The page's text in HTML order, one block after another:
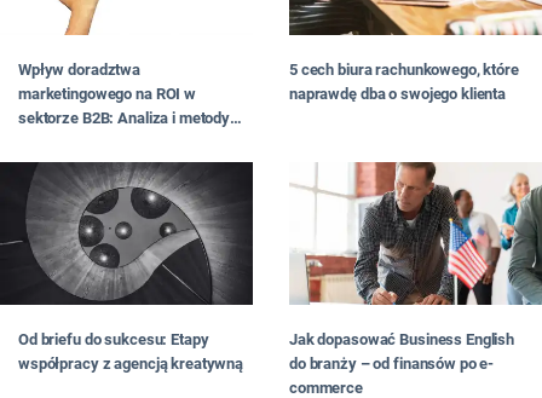
Wpływ doradztwa
marketingowego na ROI w
sektorze B2B: Analiza i metody
5 cech biura rachunkowego, które
naprawdę dba o swojego klienta
Od briefu do sukcesu: Etapy
współpracy z agencją kreatywną
Jak dopasować Business English
do branży – od finansów po e-
commerce